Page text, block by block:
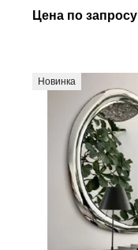
Цена по запросу
Новинка